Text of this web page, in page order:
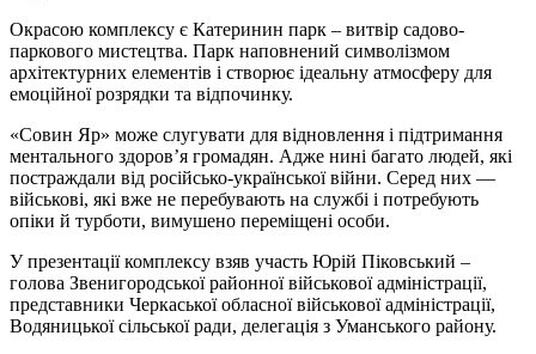
Окрасою комплексу є Катеринин парк – витвір садово-
паркового мистецтва. Парк наповнений символізмом
архітектурних елементів і створює ідеальну атмосферу для
емоційної розрядки та відпочинку.
«Совин Яр» може слугувати для відновлення і підтримання
ментального здоров’я громадян. Адже нині багато людей, які
постраждали від російсько-української війни. Серед них —
військові, які вже не перебувають на службі і потребують
опіки й турботи, вимушено переміщені особи.
У презентації комплексу взяв участь Юрій Піковський –
голова Звенигородської районної військової адміністрації,
представники Черкаської обласної військової адміністрації,
Водяницької сільської ради, делегація з Уманського району.